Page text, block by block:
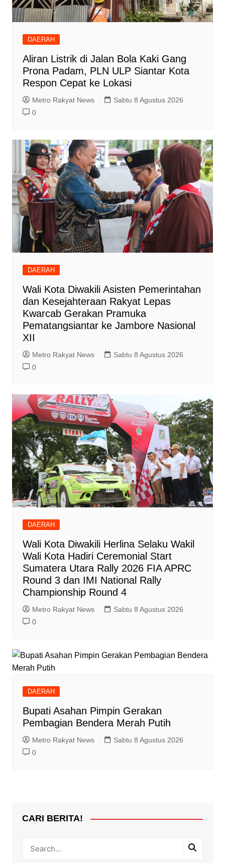
DAERAH
Aliran Listrik di Jalan Bola Kaki Gang
Prona Padam, PLN ULP Siantar Kota
Respon Cepat ke Lokasi
Metro Rakyat News
Sabtu 8 Agustus 2026
0
DAERAH
Wali Kota Diwakili Asisten Pemerintahan
dan Kesejahteraan Rakyat Lepas
Kwarcab Gerakan Pramuka
Pematangsiantar ke Jambore Nasional
XII
Metro Rakyat News
Sabtu 8 Agustus 2026
0
DAERAH
Wali Kota Diwakili Herlina Selaku Wakil
Wali Kota Hadiri Ceremonial Start
Sumatera Utara Rally 2026 FIA APRC
Round 3 dan IMI National Rally
Championship Round 4
Metro Rakyat News
Sabtu 8 Agustus 2026
0
DAERAH
Bupati Asahan Pimpin Gerakan
Pembagian Bendera Merah Putih
Metro Rakyat News
Sabtu 8 Agustus 2026
0
CARI BERITA!